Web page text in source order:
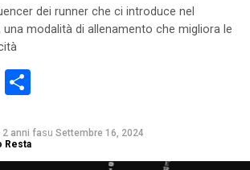
dei runner che ci introduce nel
modalità di allenamento che migliora le
Condividi
2 anni fasu Settembre 16, 2024
Resta